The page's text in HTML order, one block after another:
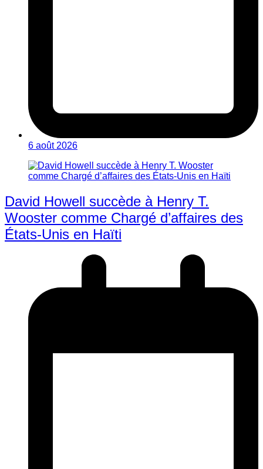
6 août 2026
David Howell succède à Henry T.
Wooster comme Chargé d’affaires des
États-Unis en Haïti